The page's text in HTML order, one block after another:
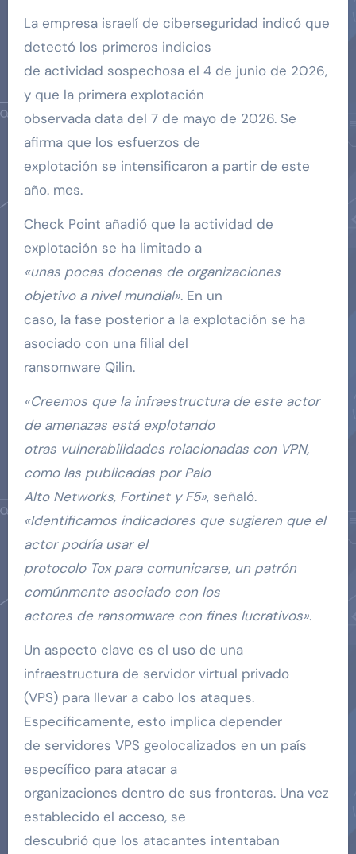
La empresa israelí de ciberseguridad indicó que
detectó los primeros indicios
de actividad sospechosa el 4 de junio de 2026,
y que la primera explotación
observada data del 7 de mayo de 2026. Se
afirma que los esfuerzos de
explotación se intensificaron a partir de este
año. mes.
Check Point añadió que la actividad de
explotación se ha limitado a
«unas pocas docenas de organizaciones
objetivo a nivel mundial». En un
caso, la fase posterior a la explotación se ha
asociado con una filial del
ransomware Qilin.
«Creemos que la infraestructura de este actor
de amenazas está explotando
otras vulnerabilidades relacionadas con VPN,
como las publicadas por Palo
Alto Networks, Fortinet y F5», señaló.
«Identificamos indicadores que sugieren que el
actor podría usar el
protocolo Tox para comunicarse, un patrón
comúnmente asociado con los
actores de ransomware con fines lucrativos».
Un aspecto clave es el uso de una
infraestructura de servidor virtual privado
(VPS) para llevar a cabo los ataques.
Específicamente, esto implica depender
de servidores VPS geolocalizados en un país
específico para atacar a
organizaciones dentro de sus fronteras. Una vez
establecido el acceso, se
descubrió que los atacantes intentaban